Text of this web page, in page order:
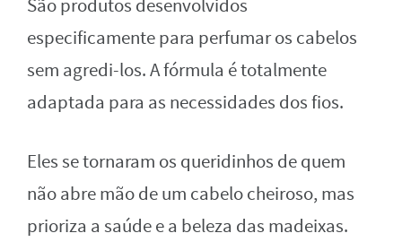
São produtos desenvolvidos
especificamente para perfumar os cabelos
sem agredi-los. A fórmula é totalmente
adaptada para as necessidades dos fios.
Eles se tornaram os queridinhos de quem
não abre mão de um cabelo cheiroso, mas
prioriza a saúde e a beleza das madeixas.